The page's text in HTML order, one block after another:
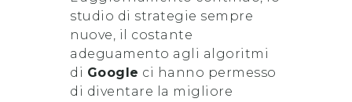
studio di strategie sempre
nuove, il costante
adeguamento agli algoritmi
di Google ci hanno permesso
di diventare la migliore